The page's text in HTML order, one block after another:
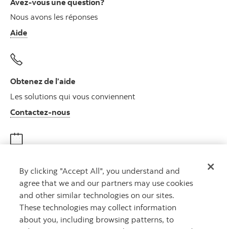
Nous avons les réponses
Aide
Obtenez de l’aide
Les solutions qui vous conviennent
Contactez-nousAutres numéros, contactez-nous par
Rencontrez un conseiller
Prenez rendez-vous
By clicking "Accept All", you understand and
agree that we and our partners may use cookies
and other similar technologies on our sites.
These technologies may collect information
about you, including browsing patterns, to